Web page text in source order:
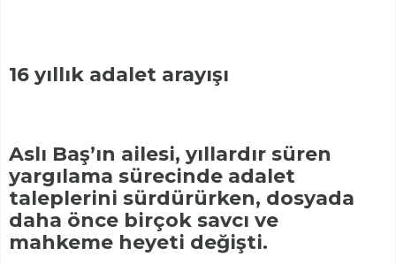
16 yıllık adalet arayışı
Aslı Baş’ın ailesi, yıllardır süren
yargılama sürecinde adalet
taleplerini sürdürürken, dosyada
daha önce birçok savcı ve
mahkeme heyeti değişti.